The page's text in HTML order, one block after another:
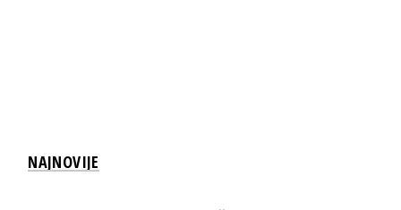
NAJNOVIJE